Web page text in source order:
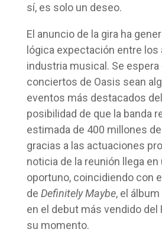
sí, es solo un deseo.
El anuncio de la gira ha
lógica expectación entre los
industria musical. Se espera
conciertos de Oasis sean
eventos más destacados
posibilidad de que la banda
estimada de 400 millones
gracias a las actuaciones
noticia de la reunión llega
oportuno, coincidiendo con
de Definitely Maybe, el
en el debut más vendido del
su momento.